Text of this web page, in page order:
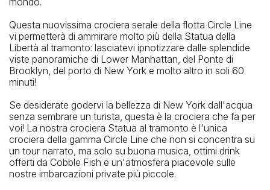
Questa nuovissima crociera serale della flotta Circle Line
vi permetterà di ammirare molto più della Statua della
Libertà al tramonto: lasciatevi ipnotizzare dalle splendide
viste panoramiche di Lower Manhattan, del Ponte di
Brooklyn, del porto di New York e molto altro in soli 60
minuti!
Se desiderate godervi la bellezza di New York dall'acqua
senza sembrare un turista, questa è la crociera che fa per
voi! La nostra crociera Statua al tramonto è l'unica
crociera della gamma Circle Line che non si concentra su
un tour narrato, ma solo su buona musica, ottimi drink
offerti da Cobble Fish e un'atmosfera piacevole sulle
nostre imbarcazioni private più piccole.